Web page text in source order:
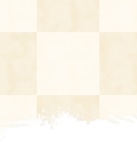
教室